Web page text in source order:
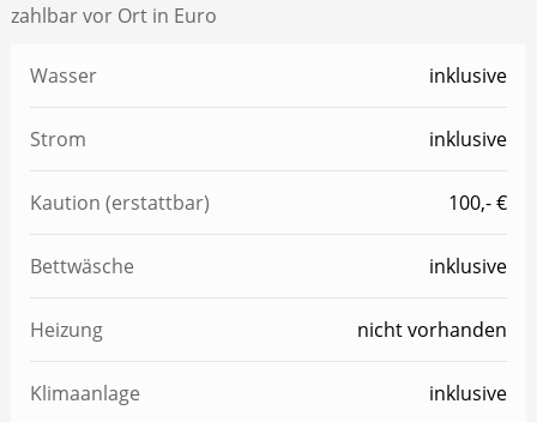
zahlbar vor Ort in Euro
Wasser inklusive
Strom inklusive
Kaution (erstattbar) 100,- €
Bettwäsche inklusive
Heizung nicht vorhanden
Klimaanlage inklusive